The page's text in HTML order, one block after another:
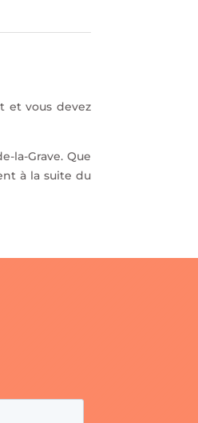
et vous devez
la-Grave. Que
à la suite du